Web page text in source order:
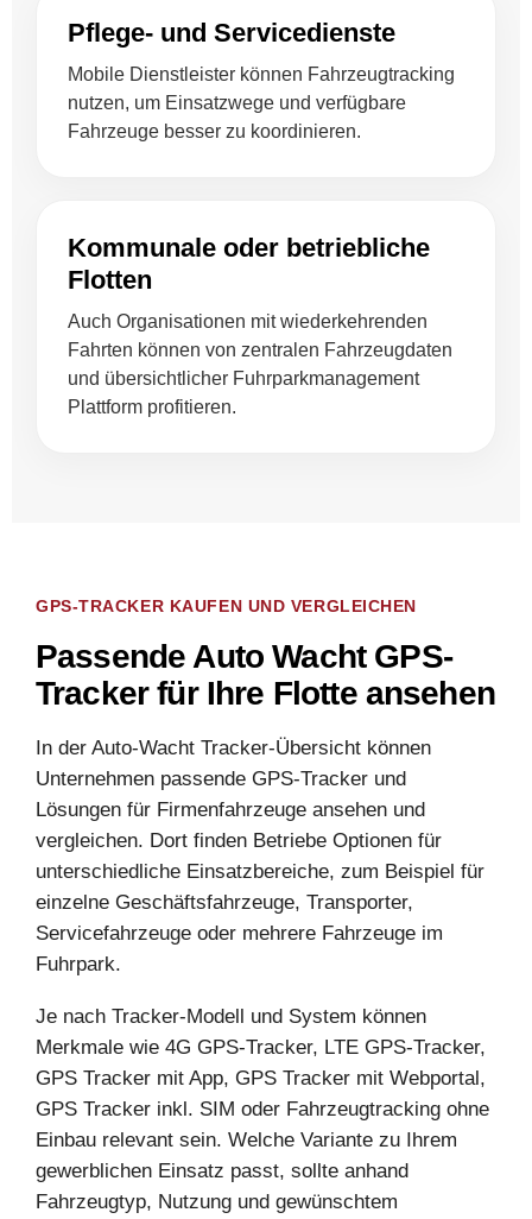
Pflege- und Servicedienste
Mobile Dienstleister können Fahrzeugtracking
nutzen, um Einsatzwege und verfügbare
Fahrzeuge besser zu koordinieren.
Kommunale oder betriebliche
Flotten
Auch Organisationen mit wiederkehrenden
Fahrten können von zentralen Fahrzeugdaten
und übersichtlicher Fuhrparkmanagement
Plattform profitieren.
GPS-TRACKER KAUFEN UND VERGLEICHEN
Passende Auto Wacht GPS-
Tracker für Ihre Flotte ansehen
In der Auto-Wacht Tracker-Übersicht können
Unternehmen passende GPS-Tracker und
Lösungen für Firmenfahrzeuge ansehen und
vergleichen. Dort finden Betriebe Optionen für
unterschiedliche Einsatzbereiche, zum Beispiel für
einzelne Geschäftsfahrzeuge, Transporter,
Servicefahrzeuge oder mehrere Fahrzeuge im
Fuhrpark.
Je nach Tracker-Modell und System können
Merkmale wie 4G GPS-Tracker, LTE GPS-Tracker,
GPS Tracker mit App, GPS Tracker mit Webportal,
GPS Tracker inkl. SIM oder Fahrzeugtracking ohne
Einbau relevant sein. Welche Variante zu Ihrem
gewerblichen Einsatz passt, sollte anhand
Fahrzeugtyp, Nutzung und gewünschtem